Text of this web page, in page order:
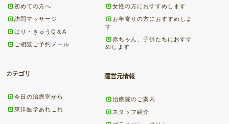
初めての方へ
訪問マッサージ
はり・きゅうQ＆A
ご相談ご予約メール
女性の方におすすめします
お年寄りの方におすすめしま
す
赤ちゃん、子供たちにおすす
めします
カテゴリ
今日の治療室から
東洋医学あれこれ
運営元情報
治療院のご案内
スタッフ紹介